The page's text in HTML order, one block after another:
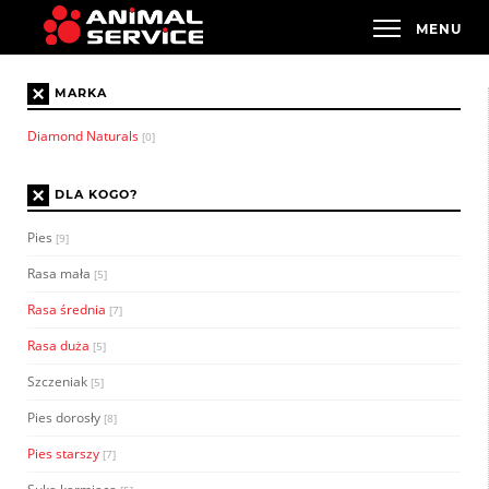
× MARKA
Diamond Naturals [0]
× DLA KOGO?
Pies [9]
Rasa mała [5]
Rasa średnia [7]
Rasa duża [5]
Szczeniak [5]
Pies dorosły [8]
Pies starszy [7]